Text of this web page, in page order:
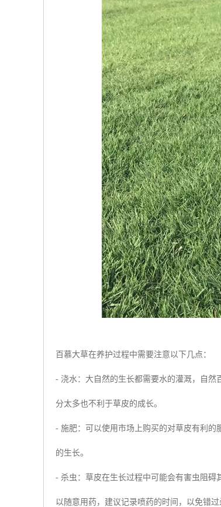
百慕大草在养护过程中需要注意以下几点：
- 浇水：大自然的生长都需要水的灌溉，自
分太多也不利于草皮的成长。
- 施肥：可以使用市场上购买的对草皮有利
的生长。
- 杀虫：草皮在生长过程中可能会有害虫阻碍
以随意用药，建议记录喷药的时间，以免错过